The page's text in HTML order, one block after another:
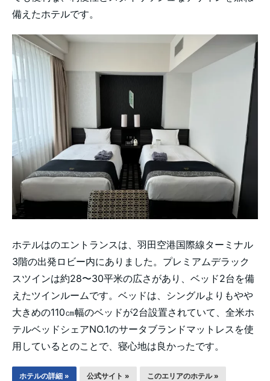
備えたホテルです。
ホテルはのエントランスは、羽田空港国際線ターミナル
3階の出発ロビー内にありました。プレミアムデラック
スツインは約28〜30平米の広さがあり、ベッド2台を備
えたツインルームです。ベッドは、シングルよりもやや
大きめの110㎝幅のベッドが2台設置されていて、全米ホ
テルベッドシェアNO.1のサータブランドマットレスを使
用しているとのことで、寝心地は良かったです。
ホテルの詳細 » 公式サイト » このエリアのホテル »